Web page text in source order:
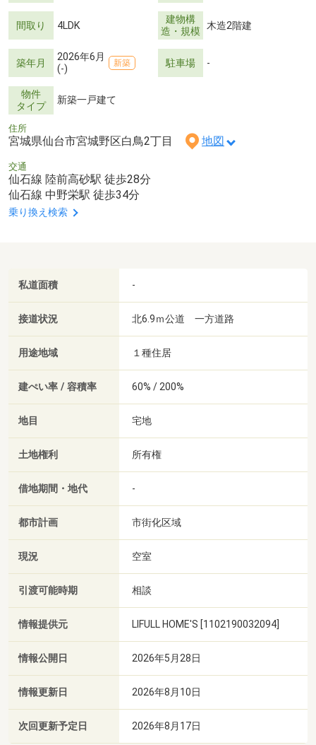
間取り 4LDK
建物構
造・規模 木造2階建
築年月
2026年6月
(-)
新築 駐車場 -
物件
タイプ
新築一戸建て
住所
宮城県仙台市宮城野区白鳥2丁目 地図
交通
仙石線 陸前高砂駅 徒歩28分
仙石線 中野栄駅 徒歩34分
乗り換え検索
私道面積 -
接道状況 北6.9ｍ公道 一方道路
用途地域 １種住居
建ぺい率 / 容積率 60% / 200%
地目 宅地
土地権利 所有権
借地期間・地代 -
都市計画 市街化区域
現況 空室
引渡可能時期 相談
情報提供元 LIFULL HOME'S [1102190032094]
情報公開日 2026年5月28日
情報更新日 2026年8月10日
次回更新予定日 2026年8月17日